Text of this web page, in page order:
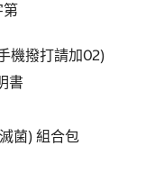
第
機撥打請加02)
書
菌) 組合包